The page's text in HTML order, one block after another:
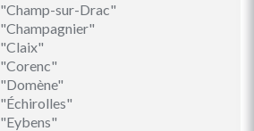
sur-Drac"